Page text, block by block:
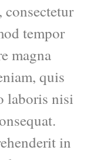
tempor
magna
quis
laboris nisi
in